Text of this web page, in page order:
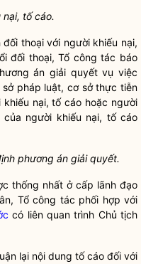
nại, tốcáo.
thoại với người khiếu nại,
đối thoại, Tổ công tác báo
án giải quyết vụ việc
pháp luật, cơ sở thực tiễn
nại, tố cáo hoặc người
người khiếu nại, tố cáo
phương án giải quyết.
thống nhất ở cấp lãnh đạo
, Tổ công tác phối hợp với
có liên quan trình Chủ tịch
lại nội dung tố cáo đối với